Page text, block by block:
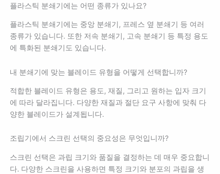
플라스틱 분쇄기에는 어떤 종류가 있나요?
플라스틱 분쇄기에는 중앙 분쇄기, 프레스 옆 분쇄기 등 여러
종류가 있습니다. 또한 저속 분쇄기, 고속 분쇄기 등 특정 용도
에 특화된 분쇄기도 있습니다.
내 분쇄기에 맞는 블레이드 유형을 어떻게 선택합니까?
적합한 블레이드 유형은 용도, 재질, 그리고 원하는 입자 크기
에 따라 달라집니다. 다양한 재질과 절단 요구 사항에 맞춰 다
양한 블레이드가 설계됩니다.
조립기에서 스크린 선택의 중요성은 무엇입니까?
스크린 선택은 과립 크기와 품질을 결정하는 데 매우 중요합니
다. 다양한 스크린을 사용하면 특정 크기와 분포의 과립을 생